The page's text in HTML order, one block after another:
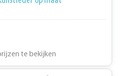
te bekijken